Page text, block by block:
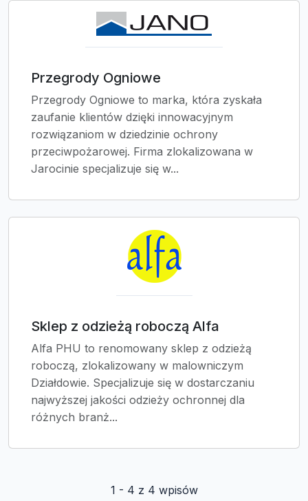
Przegrody Ogniowe
Przegrody Ogniowe to marka, która zyskała
zaufanie klientów dzięki innowacyjnym
rozwiązaniom w dziedzinie ochrony
przeciwpożarowej. Firma zlokalizowana w
Jarocinie specjalizuje się w...
Sklep z odzieżą roboczą Alfa
Alfa PHU to renomowany sklep z odzieżą
roboczą, zlokalizowany w malowniczym
Działdowie. Specjalizuje się w dostarczaniu
najwyższej jakości odzieży ochronnej dla
różnych branż...
1 - 4 z 4 wpisów